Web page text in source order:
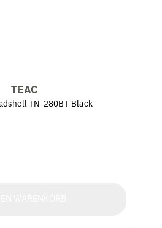
TEAC
TN-280BT Black